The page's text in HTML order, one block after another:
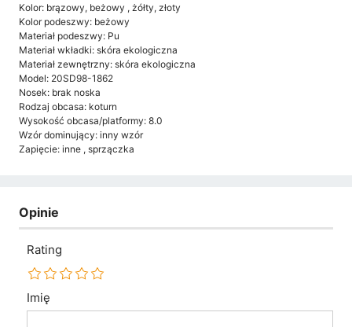
Kolor: brązowy, beżowy , żółty, złoty
Kolor podeszwy: beżowy
Materiał podeszwy: Pu
Materiał wkładki: skóra ekologiczna
Materiał zewnętrzny: skóra ekologiczna
Model: 20SD98-1862
Nosek: brak noska
Rodzaj obcasa: koturn
Wysokość obcasa/platformy: 8.0
Wzór dominujący: inny wzór
Zapięcie: inne , sprzączka
Opinie
Rating
Imię